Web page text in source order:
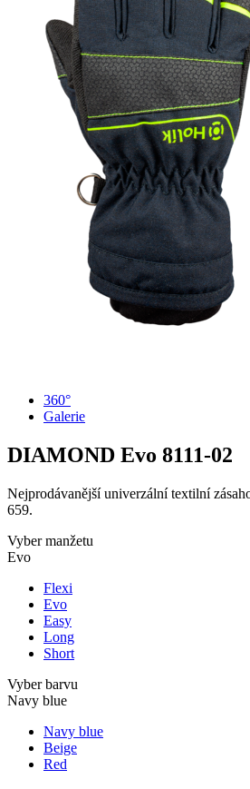
360°
Galerie
DIAMOND Evo 8111-02
Nejprodávanější univerzální textilní
659.
Vyber manžetu
Evo
Flexi
Evo
Easy
Long
Short
Vyber barvu
Navy blue
Navy blue
Beige
Red